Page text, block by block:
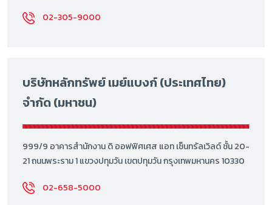
02-305-9000
บริษัทหลักทรัพย์ เมย์แบงก์ (ประเทศไทย)
จำกัด (มหาชน)
999/9 อาคารสำนักงาน ดิ ออฟฟิศเศส แอท เซ็นทรัลเวิลด์ ชั้น 20-
21 ถนนพระราม 1 แขวงปทุมวัน เขตปทุมวัน กรุงเทพมหานคร 10330
02-658-5000